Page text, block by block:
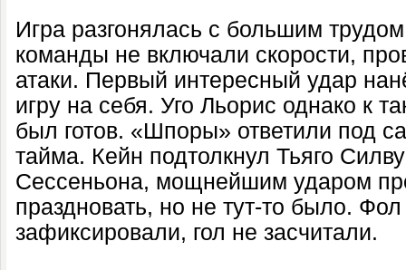
Игра разгонялась с большим
команды не включали скорости,
атаки. Первый интересный удар
игру на себя. Уго Льорис однако к
был готов. «Шпоры» ответили под
тайма. Кейн подтолкнул Тьяго
Сессеньона, мощнейшим ударом
праздновать, но не тут-то было.
зафиксировали, гол не засчитали.